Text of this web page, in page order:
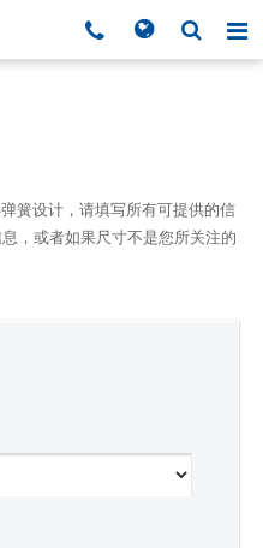
簧设计，请填写所有可提供的信
，或者如果尺寸不是您所关注的